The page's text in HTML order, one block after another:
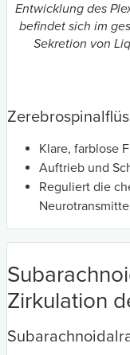
Entwicklung des
befindet sich im
Sekretion von
Klare, farblose
Auftrieb und
Reguliert die
Zirkulation